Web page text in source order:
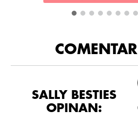
SALLY BESTIES
OPINAN: